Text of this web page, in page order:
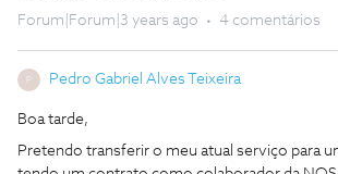
Forum|Forum|3 years ago 4 comentários
Pedro Gabriel Alves Teixeira
Boa tarde,
Pretendo transferir o meu atual serviço para